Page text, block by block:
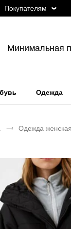
Покупателям
Минимальная
Одежда
Одежда женская